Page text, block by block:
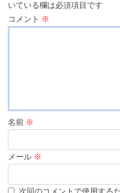
いている欄は必須項目です
コメント ※
名前 ※
メール ※
次回のコメントで使用する